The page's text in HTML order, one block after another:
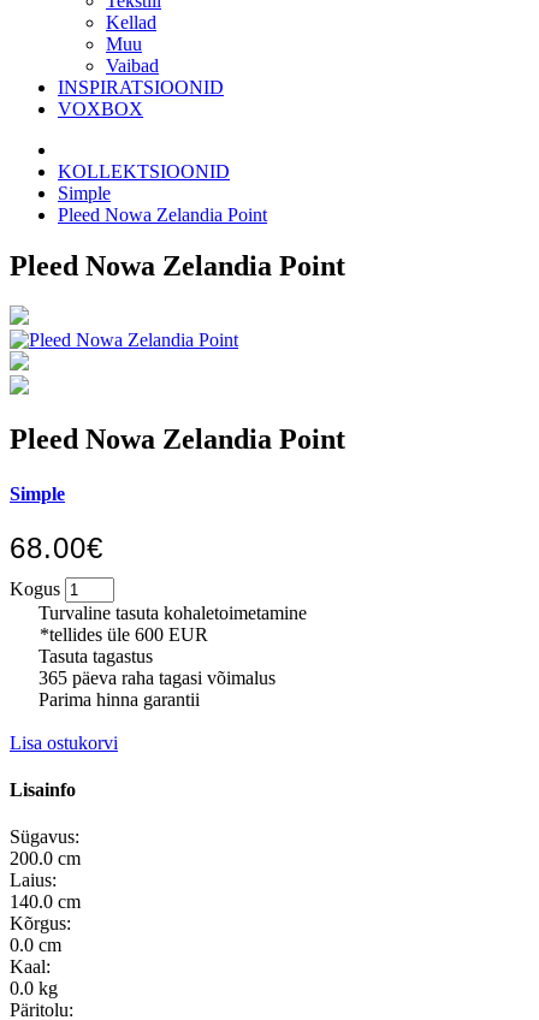
Kellad
Muu
Vaibad
INSPIRATSIOONID
VOXBOX
KOLLEKTSIOONID
Simple
Pleed Nowa Zelandia Point
Pleed Nowa Zelandia Point
Pleed Nowa Zelandia Point
Simple
68.00€
Kogus
Turvaline tasuta kohaletoimetamine
*tellides üle 600 EUR
Tasuta tagastus
365 päeva raha tagasi võimalus
Parima hinna garantii
Lisa ostukorvi
Lisainfo
Sügavus:
200.0 cm
Laius:
140.0 cm
Kõrgus:
0.0 cm
Kaal:
0.0 kg
Päritolu: